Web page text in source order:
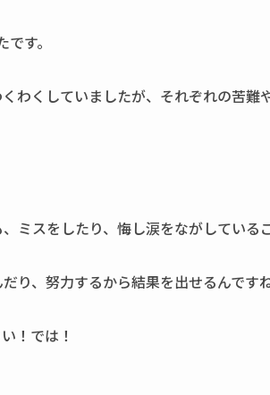
す。
わくしていましたが、それぞれの苦難
ミスをしたり、悔し涙をながしている
り、努力するから結果を出せるんですね
！では！